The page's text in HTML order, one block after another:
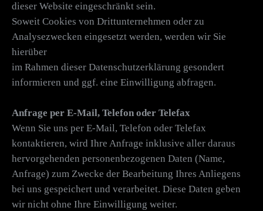
dieser Website eingeschränkt sein.
Soweit Cookies von Drittunternehmen oder zu
Analysezwecken eingesetzt werden, werden wir Sie
hierüber
im Rahmen dieser Datenschutzerklärung gesondert
informieren und ggf. eine Einwilligung abfragen.
Anfrage per E-Mail, Telefon oder Telefax
Wenn Sie uns per E-Mail, Telefon oder Telefax
kontaktieren, wird Ihre Anfrage inklusive aller daraus
hervorgehenden personenbezogenen Daten (Name,
Anfrage) zum Zwecke der Bearbeitung Ihres Anliegens
bei uns gespeichert und verarbeitet. Diese Daten geben
wir nicht ohne Ihre Einwilligung weiter.